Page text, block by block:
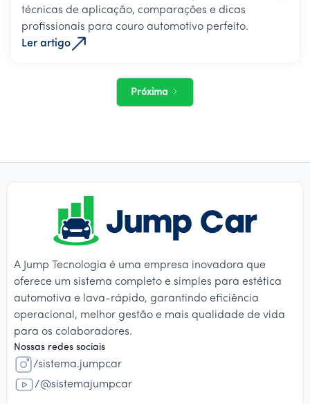
técnicas de aplicação, comparações e dicas
profissionais para couro automotivo perfeito.
Ler artigo
Próxima
A Jump Tecnologia é uma empresa inovadora que
oferece um sistema completo e simples para estética
automotiva e lava-rápido, garantindo eficiência
operacional, melhor gestão e mais qualidade de vida
para os colaboradores.
Nossas redes sociais
/sistema.jumpcar
/@sistemajumpcar